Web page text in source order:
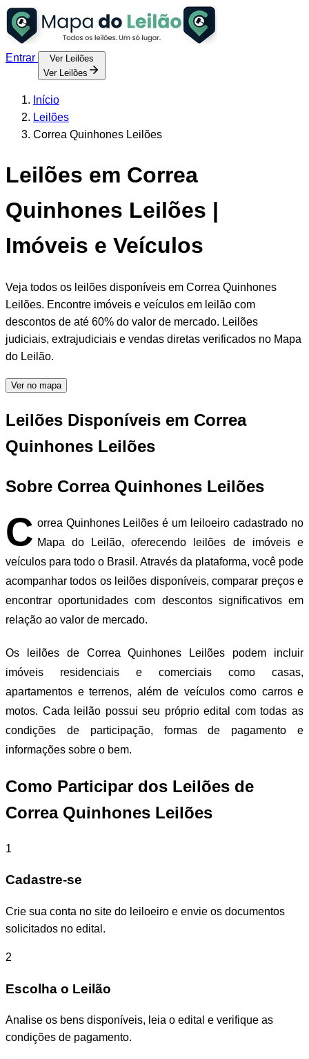
Entrar
Ver Leilões
Ver Leilões
Início
Leilões
Correa Quinhones Leilões
Leilões em Correa
Quinhones Leilões |
Imóveis e Veículos
Veja todos os leilões disponíveis em Correa Quinhones
Leilões. Encontre imóveis e veículos em leilão com
descontos de até 60% do valor de mercado. Leilões
judiciais, extrajudiciais e vendas diretas verificados no Mapa
do Leilão.
Ver no mapa
Leilões Disponíveis em Correa
Quinhones Leilões
Sobre Correa Quinhones Leilões
C orrea Quinhones Leilões é um leiloeiro cadastrado no
Mapa do Leilão, oferecendo leilões de imóveis e
veículos para todo o Brasil. Através da plataforma, você pode
acompanhar todos os leilões disponíveis, comparar preços e
encontrar oportunidades com descontos significativos em
relação ao valor de mercado.
Os leilões de Correa Quinhones Leilões podem incluir
imóveis residenciais e comerciais como casas,
apartamentos e terrenos, além de veículos como carros e
motos. Cada leilão possui seu próprio edital com todas as
condições de participação, formas de pagamento e
informações sobre o bem.
Como Participar dos Leilões de
Correa Quinhones Leilões
1
Cadastre-se
Crie sua conta no site do leiloeiro e envie os documentos
solicitados no edital.
2
Escolha o Leilão
Analise os bens disponíveis, leia o edital e verifique as
condições de pagamento.